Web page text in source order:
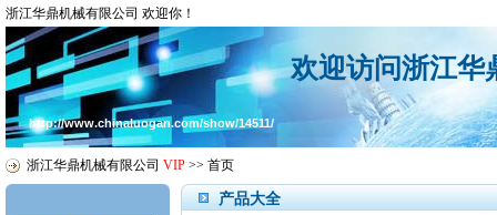
浙江华鼎机械有限公司 欢迎你！
欢迎访问浙江
http://www.chinaluogan.com/show/14511/
浙江华鼎机械有限公司 VIP >> 首页
产品大全